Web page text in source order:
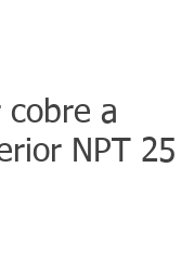
cobre a
NPT 25